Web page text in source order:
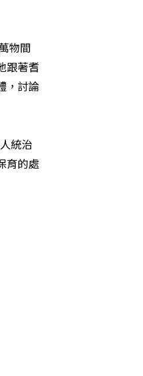
物間
跟著耆
，討論
統治
育的處